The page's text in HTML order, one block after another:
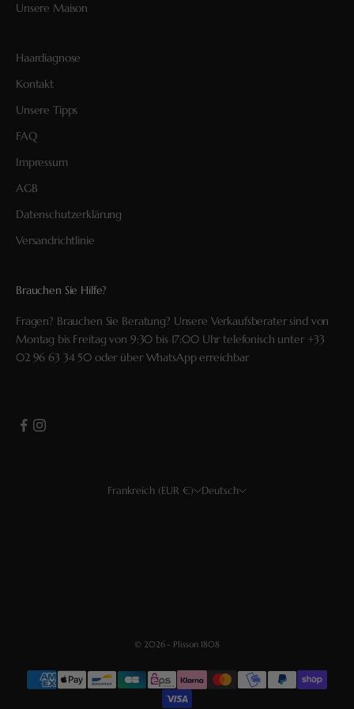
Unsere Maison
Haardiagnose
Kontakt
Unsere Tipps
FAQ
Impressum
AGB
Datenschutzerklärung
Versandrichtlinie
Brauchen Sie Hilfe?
Fragen? Brauchen Sie Beratung? Unsere Verkaufsberater sind von
Montag bis Freitag von 9:30 bis 17:00 Uhr telefonisch unter +33
02 96 63 34 50 oder überWhatsApperreichbar
Frankreich (EUR €) Deutsch
© 2026 - Plisson 1808